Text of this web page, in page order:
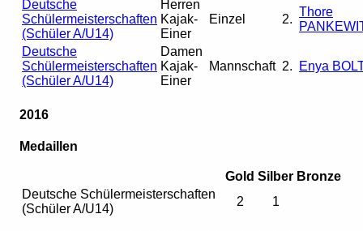
Deutsche
Schülermeisterschaften
(Schüler A/U14)
Herren
Kajak-
Einer
Einzel 2.
Thore
Deutsche
Schülermeisterschaften
(Schüler A/U14)
Damen
Kajak-
Einer
Mannschaft 2. Enya
2016
Medaillen
Gold Silber Bronze
Deutsche Schülermeisterschaften
(Schüler A/U14)
2 1